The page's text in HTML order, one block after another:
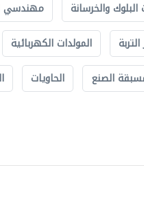
والخرسانة مهندسي
المولدات الكهربائية
الصنع الحاويات